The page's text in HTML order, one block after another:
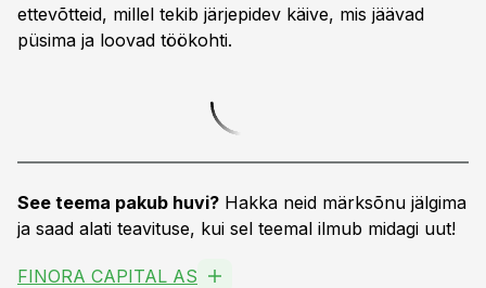
ettevõtteid, millel tekib järjepidev käive, mis jäävad
püsima ja loovad töökohti.
See teema pakub huvi? Hakka neid märksõnu jälgima
ja saad alati teavituse, kui sel teemal ilmub midagi uut!
FINORA CAPITAL AS